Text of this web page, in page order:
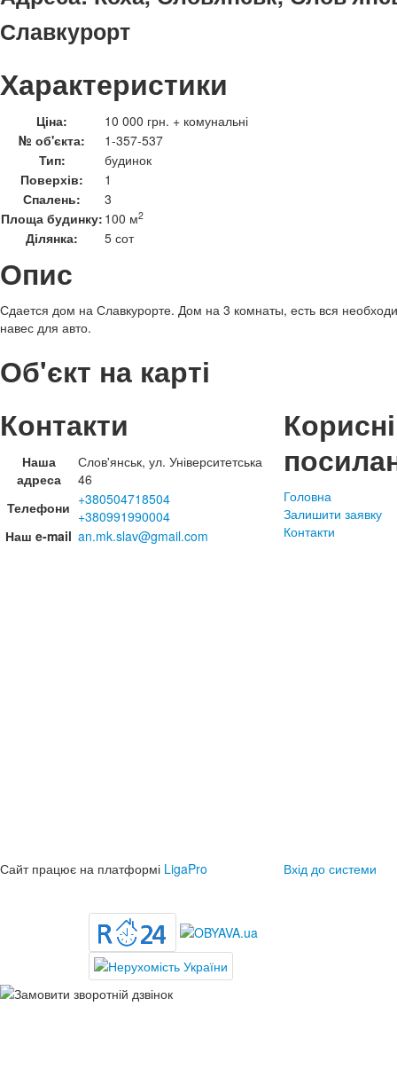
Славкурорт
Характеристики
Ціна:
10 000 грн. + комунальні
№ об'єкта:
1-357-537
Тип:
будинок
Поверхів:
1
Спалень:
3
Площа будинку: 100 м2
Ділянка: 5 сот
Опис
Сдается дом на Славкурорте. Дом на 3 комнаты, есть вся
навес для авто.
Об'єкт на карті
Контакти
Наша
адреса
Слов'янськ, ул. Університетська
46
Телефони +380504718504
+380991990004
Наш e-mail an.mk.slav@gmail.com
Корисні
Головна
Залишити заявку
Контакти
Сайт працює на платформі LigaPro Вхід до системи